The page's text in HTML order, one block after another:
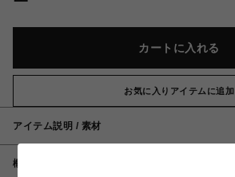
カートに入れる
お気に入りアイテムに追加
アイテム説明 / 素材
概要